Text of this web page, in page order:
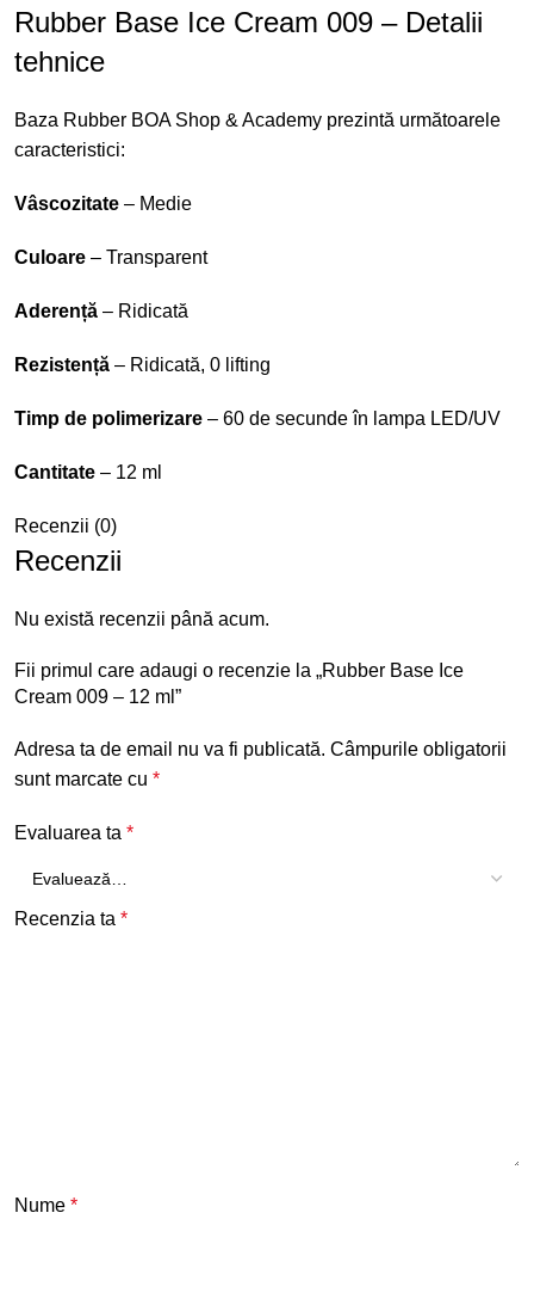
Rubber Base Ice Cream 009 – Detalii
tehnice
Baza Rubber BOA Shop & Academy prezintă următoarele
caracteristici:
Vâscozitate – Medie
Culoare – Transparent
Aderență – Ridicată
Rezistență – Ridicată, 0 lifting
Timp de polimerizare – 60 de secunde în lampa LED/UV
Cantitate – 12 ml
Recenzii (0)
Recenzii
Nu există recenzii până acum.
Fii primul care adaugi o recenzie la „Rubber Base Ice
Cream 009 – 12 ml”
Adresa ta de email nu va fi publicată. Câmpurile obligatorii
sunt marcate cu *
Evaluarea ta *
Recenzia ta *
Nume *